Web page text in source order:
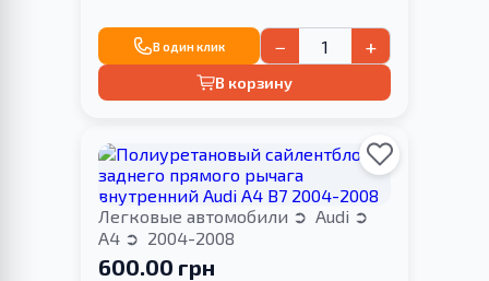
В один клик − +
В корзину
Легковые автомобили
Audi
A4
2004-2008
600.00 грн